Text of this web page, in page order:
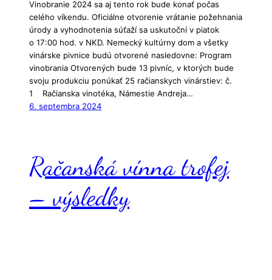
Vinobranie 2024 sa aj tento rok bude konať počas
celého víkendu. Oficiálne otvorenie vrátanie požehnania
úrody a vyhodnotenia súťaží sa uskutoční v piatok
o 17:00 hod. v NKD. Nemecký kultúrny dom a všetky
vinárske pivnice budú otvorené nasledovne: Program
vinobrania Otvorených bude 13 pivníc, v ktorých bude
svoju produkciu ponúkať 25 račianskych vinárstiev: č.
1 Račianska vinotéka, Námestie Andreja…
6. septembra 2024
Račanská vínna trofej
– výsledky